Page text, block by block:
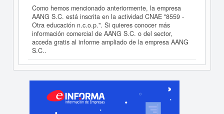
Como hemos mencionado anteriormente, la empresa
AANG S.C. está inscrita en la actividad CNAE "8559 -
Otra educación n.c.o.p.". Si quieres conocer más
información comercial de AANG S.C. o del sector,
acceda gratis al informe ampliado de la empresa AANG
S.C..